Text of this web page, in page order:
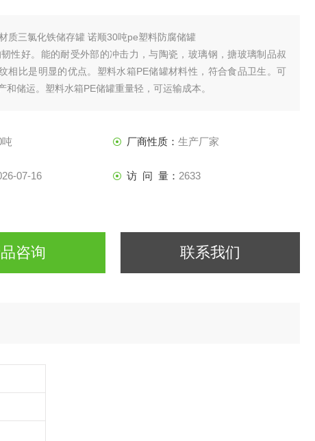
质三氯化铁储存罐 诺顺30吨pe塑料防腐储罐
性好。能的耐受外部的冲击力，与陶瓷，玻璃钢，搪玻璃制品叔
相比是明显的优点。塑料水箱PE储罐材料性，符合食品卫生。可
和储运。塑料水箱PE储罐重量轻，可运输成本。
吨 厂商性质： 生产厂家
07-16 访 问 量： 2633
咨询 联系我们